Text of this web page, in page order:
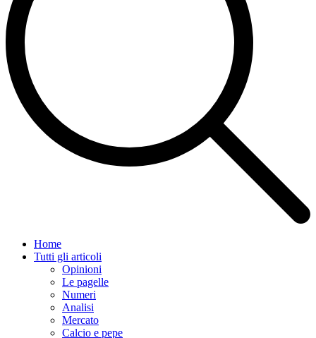
Home
Tutti gli articoli
Opinioni
Le pagelle
Numeri
Analisi
Mercato
Calcio e pepe